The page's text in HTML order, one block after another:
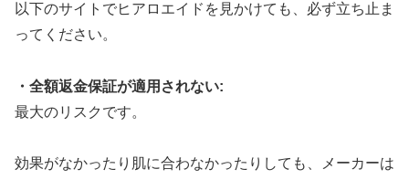
以下のサイトでヒアロエイドを見かけても、必ず立ち止ま
ってください。
・全額返金保証が適用されない:
最大のリスクです。
効果がなかったり肌に合わなかったりしても、メーカーは